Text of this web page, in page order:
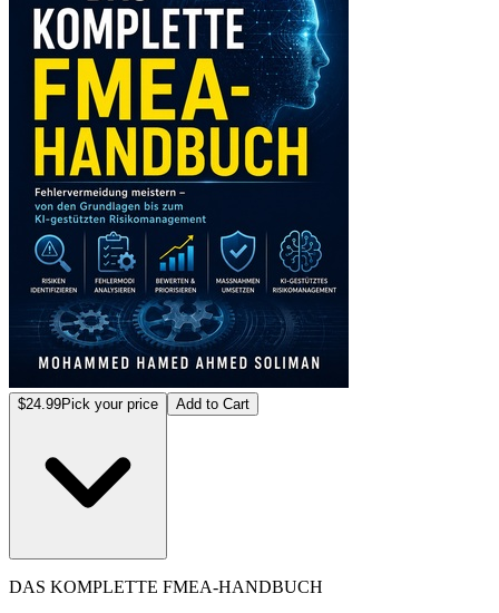
$24.99Pick your price Add to Cart
DAS KOMPLETTE FMEA-HANDBUCH